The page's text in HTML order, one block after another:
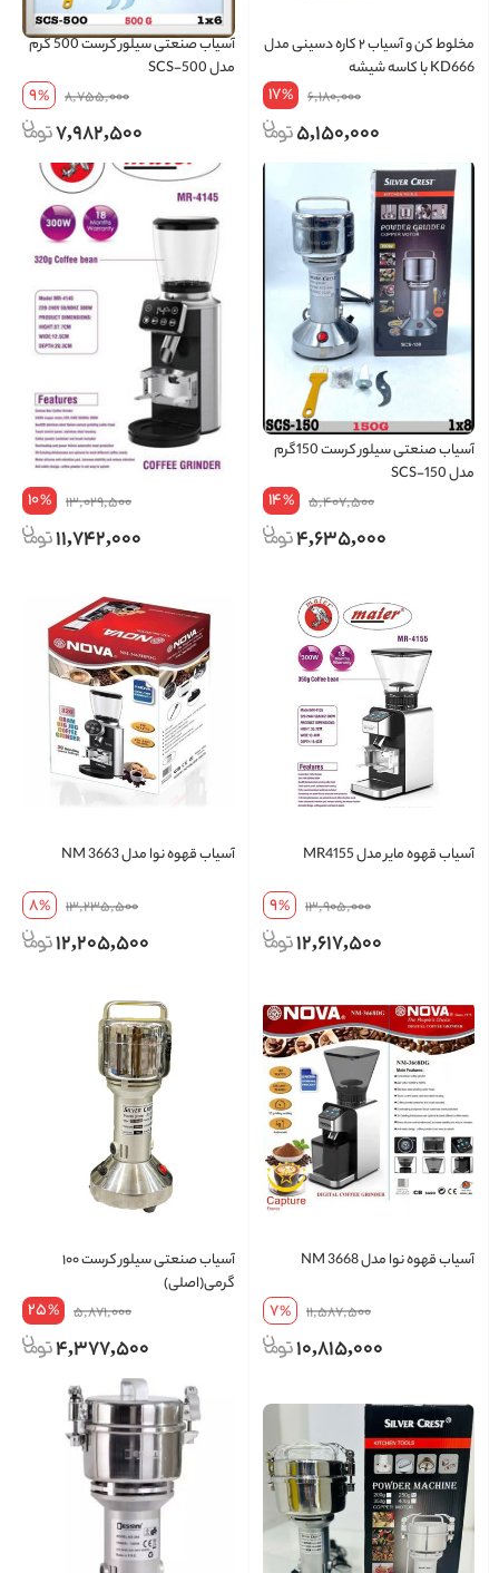
مخلوط کن و آسیاب ۲ کاره دسینی مدل
KD666 با کاسه شیشه
6,180,000
17%
5,150,000
آسیاب صنعتی سیلور کرست 500 گرم
مدل SCS-500
8,755,000
9%
7,982,500
آسیاب صنعتی سیلور کرست 150گرم
مدل SCS-150
5,407,500
14%
4,635,000
آسیاب قهوه مایر مدل MR4145
13,029,500
10%
11,742,000
آسیاب قهوه مایر مدل MR4155
13,905,000
9%
12,617,500
آسیاب قهوه نوا مدل NM 3663
13,235,500
8%
12,205,500
آسیاب قهوه نوا مدل NM 3668
11,587,500
7%
10,815,000
آسیاب صنعتی سیلور کرست ۱۰۰
گرمی(اصلی)
5,871,000
25%
4,377,500